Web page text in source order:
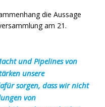
die Aussage
am 21.
und Pipelines von
unsere
sorgen, dass wir nicht
von